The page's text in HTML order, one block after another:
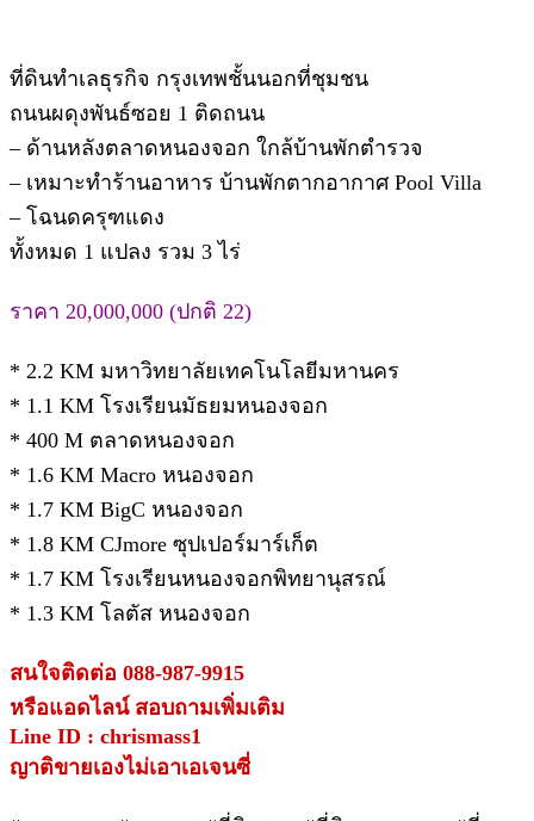
ที่ดินทำเลธุรกิจ กรุงเทพชั้นนอกที่ชุมชน
ถนนผดุงพันธ์ซอย 1 ติดถนน
– ด้านหลังตลาดหนองจอก ใกล้บ้านพักตำรวจ
– เหมาะทำร้านอาหาร บ้านพักตากอากาศ Pool Villa
– โฉนดครุฑแดง
ทั้งหมด 1 แปลง รวม 3 ไร่
ราคา 20,000,000 (ปกติ 22)
* 2.2 KM มหาวิทยาลัยเทคโนโลยีมหานคร
* 1.1 KM โรงเรียนมัธยมหนองจอก
* 400 M ตลาดหนองจอก
* 1.6 KM Macro หนองจอก
* 1.7 KM BigC หนองจอก
* 1.8 KM CJmore ซุปเปอร์มาร์เก็ต
* 1.7 KM โรงเรียนหนองจอกพิทยานุสรณ์
* 1.3 KM โลตัส หนองจอก
สนใจติดต่อ 088-987-9915
หรือแอดไลน์ สอบถามเพิ่มเติม
Line ID : chrismass1
ญาติขายเองไม่เอาเอเจนซี่